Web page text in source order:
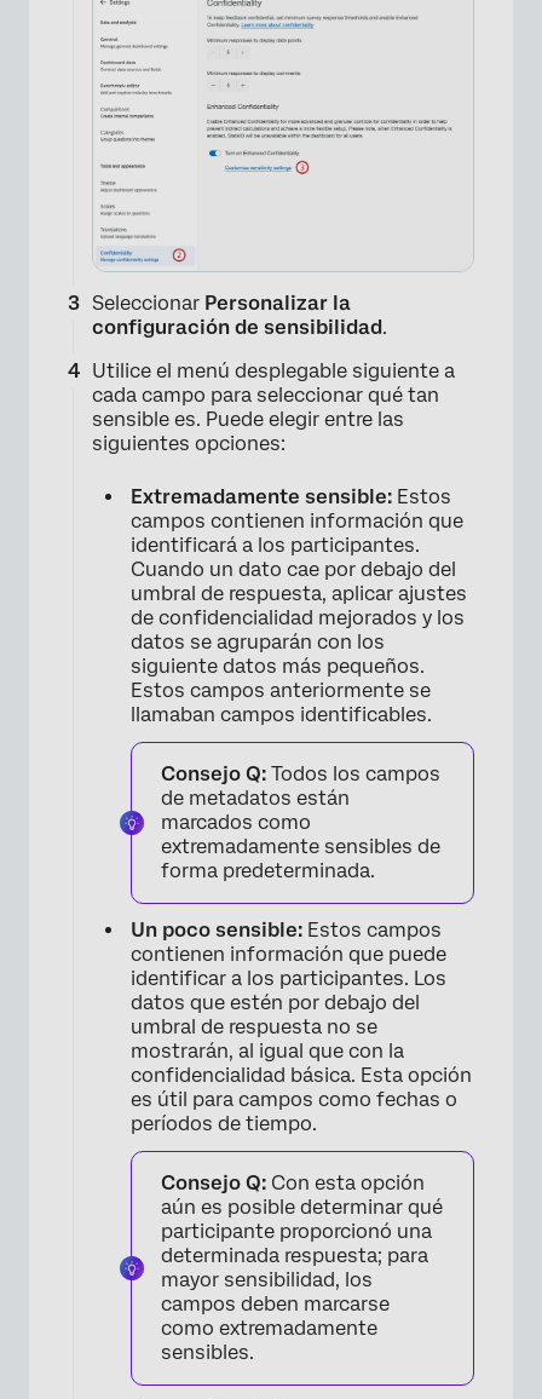
×
Seleccionar Personalizar la
configuración de sensibilidad.
Utilice el menú desplegable siguiente a
cada campo para seleccionar qué tan
sensible es. Puede elegir entre las
siguientes opciones:
Extremadamente sensible: Estos
campos contienen información que
identificará a los participantes.
Cuando un dato cae por debajo del
umbral de respuesta, aplicar ajustes
de confidencialidad mejorados y los
datos se agruparán con los
siguiente datos más pequeños.
Estos campos anteriormente se
llamaban campos identificables.
Consejo Q: Todos los campos
de metadatos están
marcados como
extremadamente sensibles de
forma predeterminada.
Un poco sensible: Estos campos
contienen información que puede
identificar a los participantes. Los
datos que estén por debajo del
umbral de respuesta no se
mostrarán, al igual que con la
confidencialidad básica. Esta opción
es útil para campos como fechas o
períodos de tiempo.
Consejo Q: Con esta opción
aún es posible determinar qué
participante proporcionó una
determinada respuesta; para
mayor sensibilidad, los
campos deben marcarse
como extremadamente
sensibles.